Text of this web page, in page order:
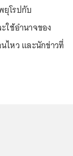
โรปกับ
ใช้อำนาจของ
ไหว และนักข่าวที่